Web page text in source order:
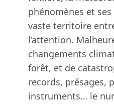
phénomènes et
vaste territoire
l’attention.
changements
forêt, et de
records, présages,
instruments… le